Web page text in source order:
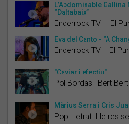
L’Abdominable Gallina
“Daltabaix”
Enderrock TV — El
Eva del Canto - “A
Enderrock TV – El
"Caviar i efectiu"
Pol Bordas i Bert Bert
Màrius Serra i Cris
Pop Lletrat. Lletres